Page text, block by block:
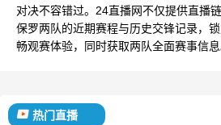
对决不容错过。24直播网不仅提供直播
保罗两队的近期赛程与历史交锋记录，
畅观赛体验，同时获取两队全面赛事信息
热门直播